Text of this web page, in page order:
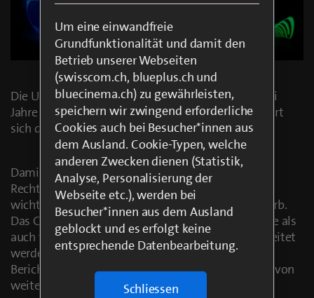
Cinema
Die UEFA Champions League bleibt für weitere drei
Jahre bei blue Sport. Das «Home of Football» sichert
sich die Rechte auch ab der Saison 2024/2025.
Damit zeigt blue Sport auch in der kommenden
Rechteperiode (2024/2025 – 2026/2027) den
wichtigsten europäischen Fussball-Klubwettbewerb.
Das Gleiche gilt sowohl für die UEFA Europa League als
auch für die UEFA Europa Conference League. Begleitet
werden die Spiele von einer umfangreichen
Berichterstattung im TV, online via blue News und von
weiteren zusätzlichen Inhalten auf blue TV.
Um eine einwandfreie
Grundfunktionalität und damit den
Betrieb unserer Webseiten
(swisscom.ch, blueplus.ch und
bluecinema.ch) zu gewährleisten,
speichern wir zwingend erforderliche
Cookies auch bei Besucher*innen aus
dem Ausland. Cookie-Typen, welche
anderen Zwecken dienen (Statistik,
Analyse, Personalisierung der
Webseite etc.), werden bei
Besucher*innen aus dem Ausland
geblockt und es erfolgt keine
entsprechende Datenbearbeitung.
Schliessen